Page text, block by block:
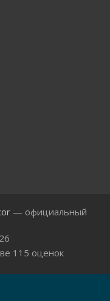
— официальный
115 оценок